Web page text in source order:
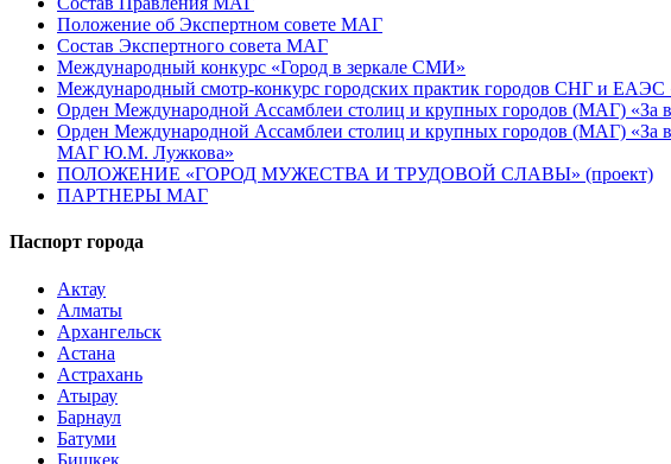
Положение об Экспертном совете МАГ
Состав Экспертного совета МАГ
Международный конкурс «Город в зеркале СМИ»
Международный смотр-конкурс городских практик городов СНГ и ЕАЭС
Орден Международной Ассамблеи столиц и крупных городов (МАГ) «За
Орден Международной Ассамблеи столиц и крупных городов (МАГ) «За
МАГ Ю.М. Лужкова»
ПОЛОЖЕНИЕ «ГОРОД МУЖЕСТВА И ТРУДОВОЙ СЛАВЫ» (проект)
ПАРТНЕРЫ МАГ
Паспорт города
Актау
Алматы
Архангельск
Астана
Астрахань
Атырау
Барнаул
Батуми
Бишкек